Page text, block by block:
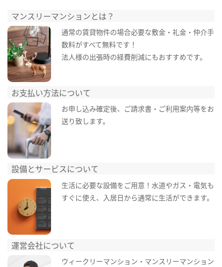
マンスリーマンションとは？
通常の賃貸物件の場合必要な敷金・礼金・仲介手
数料がすべて無料です！
法人様の出張時の経費削減にもおすすめです。
お支払い方法について
お申し込み確定後、ご請求書・ご利用案内等をお
送り致します。
設備とサービスについて
生活に必要な設備をご用意！水道やガス・電気も
すぐに使え、入居日から通常に生活ができます。
運営会社について
ウィークリーマンション・マンスリーマンション